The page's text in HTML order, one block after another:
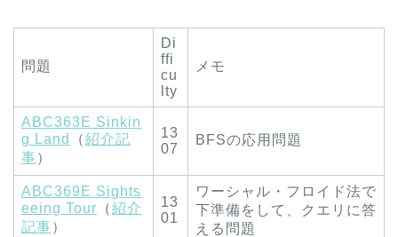
問題
Di
ffi
cu
lty
メモ
ABC363E Sinkin
g Land
（紹介記
事）
13
07
BFSの応用問題
ABC369E Sights
eeing Tour （紹介
記事）
13
01
ワーシャル・フロイド法で
下準備をして、クエリに答
える問題